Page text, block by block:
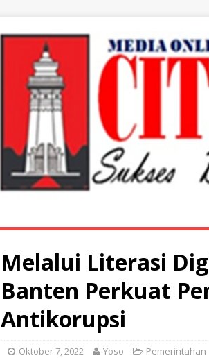
Melalui Literasi
Banten Perkuat
Antikorupsi
Oktober 7, 2022 Yoso Pemerintahan